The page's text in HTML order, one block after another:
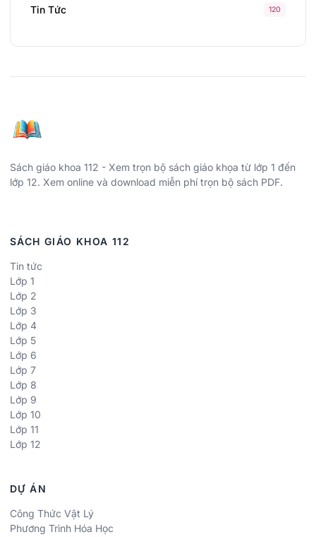
Tin Tức 120
Sách giáo khoa 112 - Xem trọn bộ sách giáo khọa từ lớp 1 đến
lớp 12. Xem online và download miễn phí trọn bộ sách PDF.
SÁCH GIÁO KHOA 112
Tin tức
Lớp 1
Lớp 2
Lớp 3
Lớp 4
Lớp 5
Lớp 6
Lớp 7
Lớp 8
Lớp 9
Lớp 10
Lớp 11
Lớp 12
DỰ ÁN
Công Thức Vật Lý
Phương Trình Hóa Học